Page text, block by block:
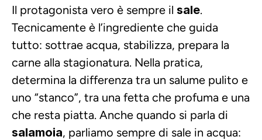
Il protagonista vero è sempre il sale.
Tecnicamente è l’ingrediente che guida
tutto: sottrae acqua, stabilizza, prepara la
carne alla stagionatura. Nella pratica,
determina la differenza tra un salume pulito e
uno “stanco”, tra una fetta che profuma e una
salamoia, parliamo sempre di sale in acqua: